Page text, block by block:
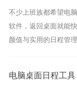
不少上班族都希望电
软件，返回桌面就能
颜值与实用的日程管
电脑桌面日程工